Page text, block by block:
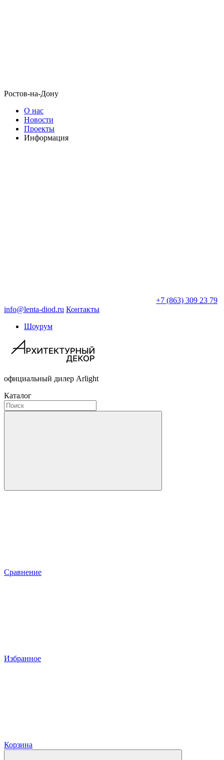
Ростов-на-Дону
О нас
Новости
Проекты
Информация
+7 (863) 309 23 79
info@lenta-diod.ru Контакты
Шоурум
официальный дилер Arlight
Каталог
Сравнение
Избранное
Корзина